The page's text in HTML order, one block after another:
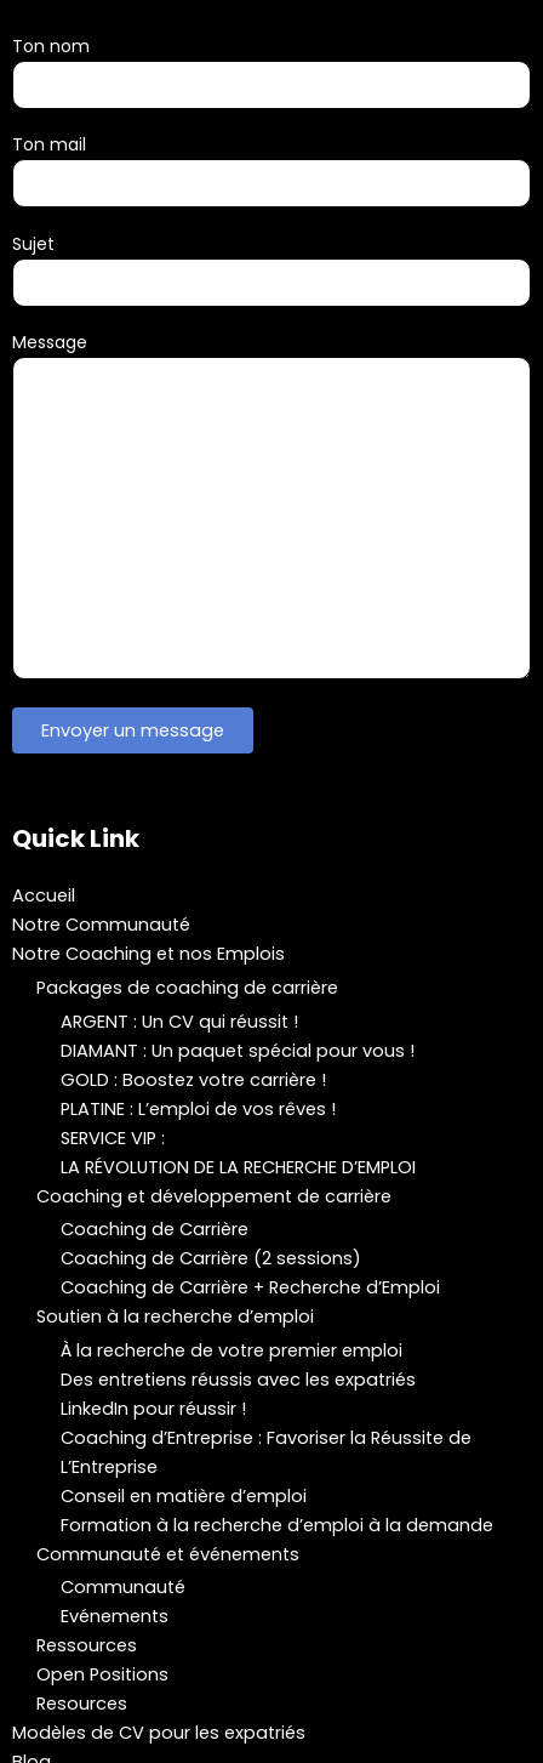
Ton nom
Ton mail
Sujet
Message
Quick Link
Accueil
Notre Communauté
Notre Coaching et nos Emplois
Packages de coaching de carrière
ARGENT : Un CV qui réussit !
DIAMANT : Un paquet spécial pour vous !
GOLD : Boostez votre carrière !
PLATINE : L’emploi de vos rêves !
SERVICE VIP :
LA RÉVOLUTION DE LA RECHERCHE D’EMPLOI
Coaching et développement de carrière
Coaching de Carrière
Coaching de Carrière (2 sessions)
Coaching de Carrière + Recherche d’Emploi
Soutien à la recherche d’emploi
À la recherche de votre premier emploi
Des entretiens réussis avec les expatriés
LinkedIn pour réussir !
Coaching d’Entreprise : Favoriser la Réussite de
L’Entreprise
Conseil en matière d’emploi
Formation à la recherche d’emploi à la demande
Communauté et événements
Communauté
Evénements
Ressources
Open Positions
Resources
Modèles de CV pour les expatriés